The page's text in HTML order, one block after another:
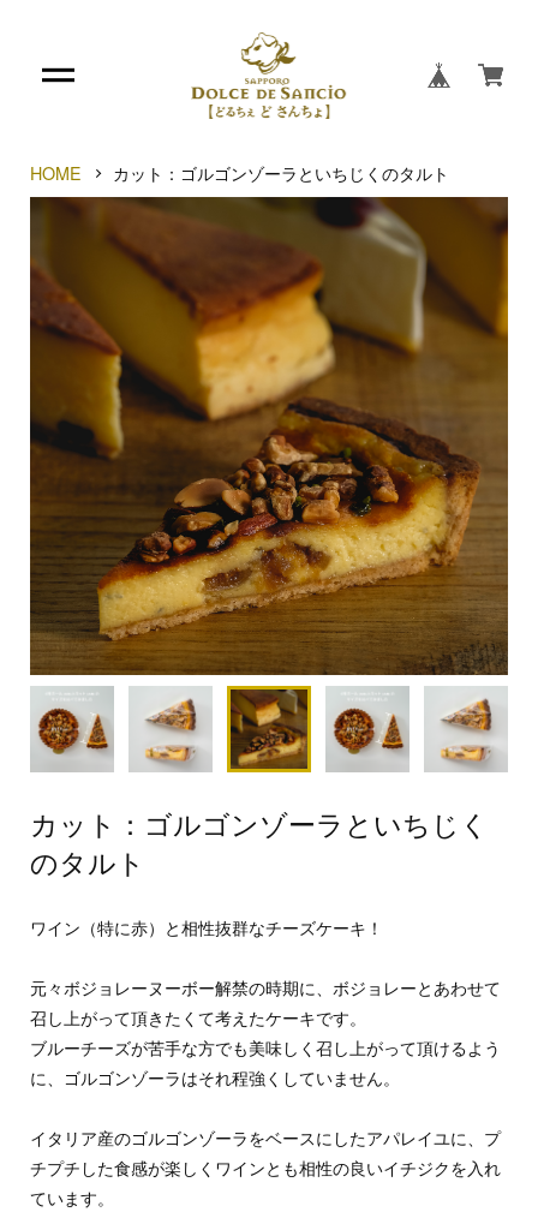
HOME カット：ゴルゴンゾーラといちじくのタルト
カット：ゴルゴンゾーラといちじく
のタルト
ワイン（特に赤）と相性抜群なチーズケーキ！
元々ボジョレーヌーボー解禁の時期に、ボジョレーとあわせて
召し上がって頂きたくて考えたケーキです。
ブルーチーズが苦手な方でも美味しく召し上がって頂けるよう
に、ゴルゴンゾーラはそれ程強くしていません。
イタリア産のゴルゴンゾーラをベースにしたアパレイユに、プ
チプチした食感が楽しくワインとも相性の良いイチジクを入れ
ています。